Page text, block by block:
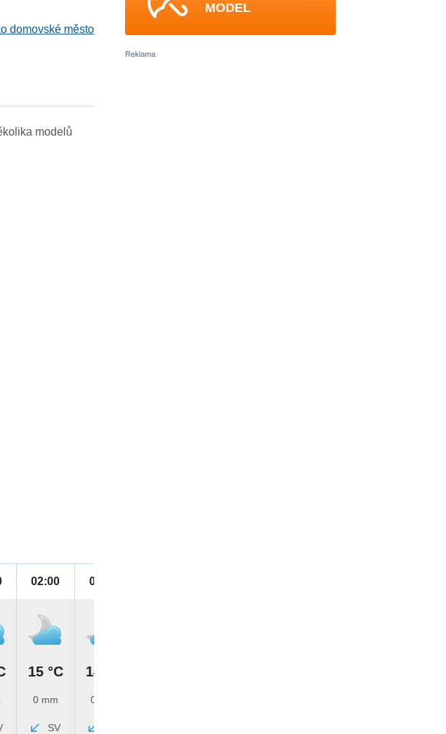
domovské město
modelů
02:00
15 °C
0 mm
SV
03:00
14 °C
0 mm
MODEL